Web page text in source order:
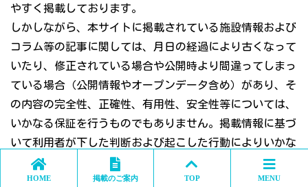
やすく掲載しております。
しかしながら、本サイトに掲載されている施設情報および
コラム等の記事に関しては、月日の経過により古くなって
いたり、修正されている場合や公開時より間違ってしまっ
ている場合（公開情報やオープンデータ含め）があり、そ
の内容の完全性、正確性、有用性、安全性等については、
いかなる保証を行うものでもありません。掲載情報に基づ
いて利用者が下した判断および起こした行動によりいかな
る結果が発生した場合においても、当サイトはその責を負
いませんので予めご了承ください。ご自身のご判断のもと
HOME 掲載のご案内 TOP MENU